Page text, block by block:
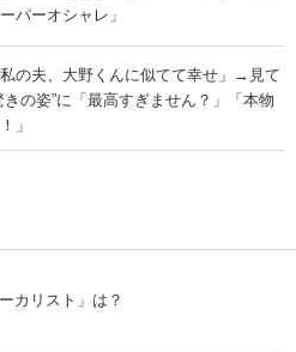
パーオシャレ」
の夫、大野くんに似てて幸せ」→見て
姿”に「最高すぎません？」「本物
」
カリスト」は？